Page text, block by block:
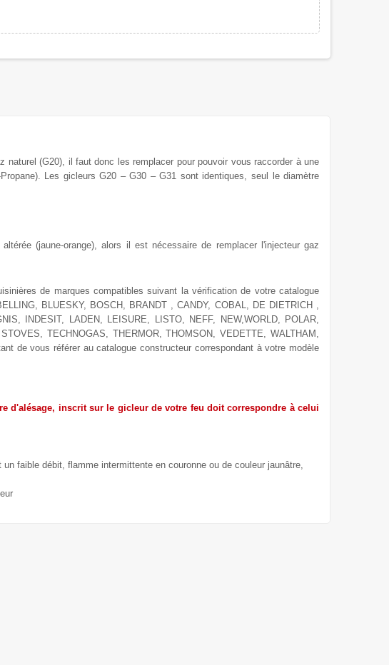
naturel (G20), il faut donc les remplacer pourpouvoir vous raccorder à une
Les gicleurs G20 – G30 – G31 sont identiques, seul le diamètre
(jaune-orange), alors il est nécessaire de remplacer l'injecteur gaz
de marques compatibles suivant la vérification de votre catalogue
BLUESKY, BOSCH, BRANDT , CANDY, COBAL, DE DIETRICH ,
INDESIT, LADEN, LEISURE, LISTO, NEFF, NEW,WORLD, POLAR,
TECHNOGAS, THERMOR, THOMSON, VEDETTE, WALTHAM,
de vous référer au catalogue constructeur correspondant à votre modèle
d'alésage, inscrit sur le gicleur de votre feu doit correspondre à celui
faible débit, flamme intermittente en couronne ou de couleur jaunâtre,